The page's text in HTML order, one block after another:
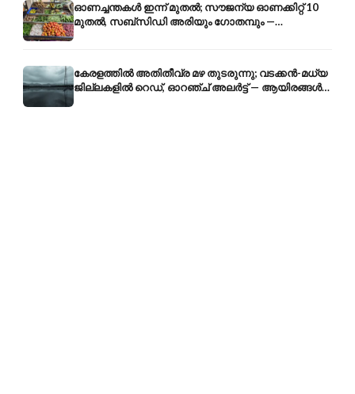
ഓണച്ചന്തകൾ ഇന്ന് മുതൽ; സൗജന്യ ഓണക്കിറ്റ് 10
മുതൽ, സബ്സിഡി അരിയും ഗോതമ്പും —
വിലക്കയറ്റത്തിന് കടിഞ്ഞാൺ
കേരളത്തിൽ അതിതീവ്ര മഴ തുടരുന്നു; വടക്കൻ-മധ്യ
ജില്ലകളിൽ റെഡ്, ഓറഞ്ച് അലർട്ട് — ആയിരങ്ങൾ
ക്യാമ്പുകളിൽ